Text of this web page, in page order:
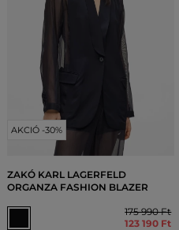
AKCIÓ -30%
ZAKÓ KARL LAGERFELD
ORGANZA FASHION BLAZER
175 990 Ft
123 190 Ft